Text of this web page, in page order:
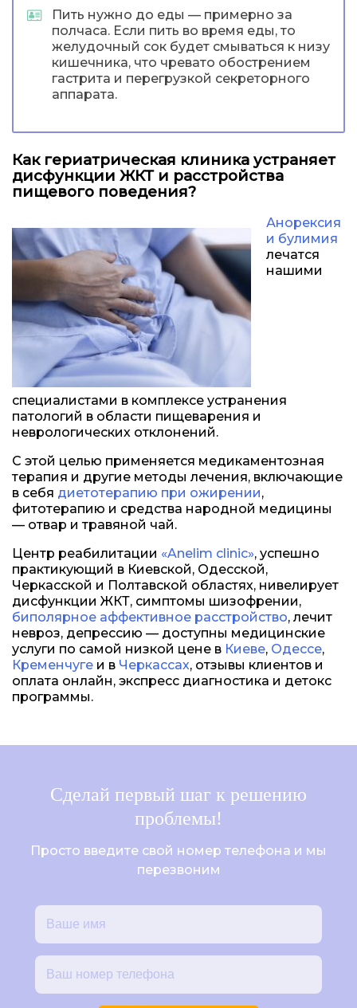
Пить нужно до еды — примерно за
полчаса. Если пить во время еды, то
желудочный сок будет смываться к низу
кишечника, что чревато обострением
гастрита и перегрузкой секреторного
аппарата.
Как гериатрическая клиника устраняет
дисфункции ЖКТ и расстройства
пищевого поведения?
Анорексия
и булимия
лечатся
нашими
специалистами в комплексе устранения
патологий в области пищеварения и
неврологических отклонений.
С этой целью применяется медикаментозная
терапия и другие методы лечения, включающие
в себя диетотерапию при ожирении,
фитотерапию и средства народной медицины
— отвар и травяной чай.
Центр реабилитации «Anelim clinic», успешно
практикующий в Киевской, Одесской,
Черкасской и Полтавской областях, нивелирует
дисфункции ЖКТ, симптомы шизофрении,
биполярное аффективное расстройство, лечит
невроз, депрессию — доступны медицинские
услуги по самой низкой цене в Киеве, Одессе,
Кременчуге и в Черкассах, отзывы клиентов и
оплата онлайн, экспресс диагностика и детокс
программы.
Сделай первый шаг к решению
проблемы!
Просто введите свой номер телефона и мы
перезвоним